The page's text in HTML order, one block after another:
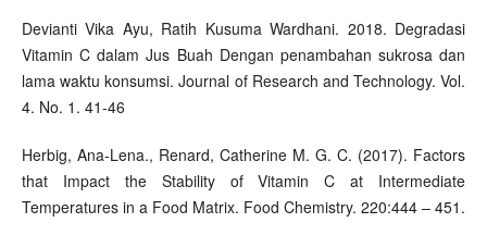
Devianti Vika Ayu, Ratih Kusuma Wardhani. 2018. Degradasi
Vitamin C dalam Jus Buah Dengan penambahan sukrosa dan
lama waktu konsumsi. Journal of Research and Technology. Vol.
4. No. 1. 41-46
Herbig, Ana-Lena., Renard, Catherine M. G. C. (2017). Factors
that Impact the Stability of Vitamin C at Intermediate
Temperatures in a Food Matrix. Food Chemistry. 220:444 – 451.